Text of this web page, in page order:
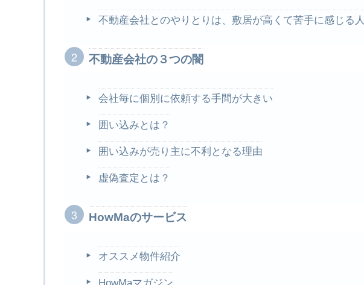
不動産会社とのやりとりは、敷居が高くて苦手に感じる人
不動産会社の３つの闇
会社毎に個別に依頼する手間が大きい
囲い込みとは？
囲い込みが売り主に不利となる理由
虚偽査定とは？
HowMaのサービス
オススメ物件紹介